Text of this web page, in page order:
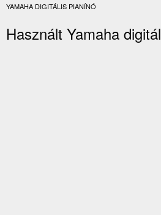
JELENLEGI:
YAMAHA DIGITÁLIS PIANÍNÓ
Használt Yamaha